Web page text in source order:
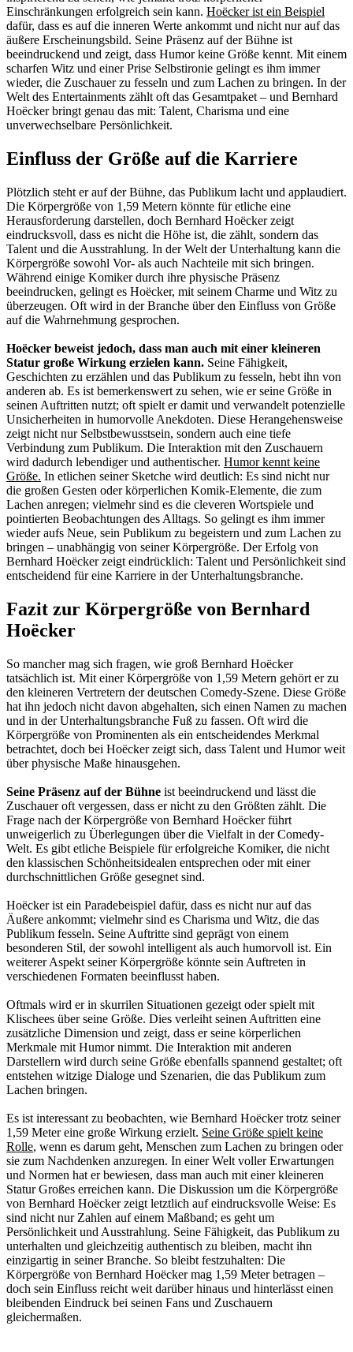
Einschränkungen erfolgreich sein kann. Hoëcker ist ein Beispiel
dafür, dass es auf die inneren Werte ankommt und nicht nur auf das
äußere Erscheinungsbild. Seine Präsenz auf der Bühne ist
beeindruckend und zeigt, dass Humor keine Größe kennt. Mit einem
scharfen Witz und einer Prise Selbstironie gelingt es ihm immer
wieder, die Zuschauer zu fesseln und zum Lachen zu bringen. In der
Welt des Entertainments zählt oft das Gesamtpaket – und Bernhard
Hoëcker bringt genau das mit: Talent, Charisma und eine
unverwechselbare Persönlichkeit.
Einfluss der Größe auf die Karriere
Plötzlich steht er auf der Bühne, das Publikum lacht und applaudiert.
Die Körpergröße von 1,59 Metern könnte für etliche eine
Herausforderung darstellen, doch Bernhard Hoëcker zeigt
eindrucksvoll, dass es nicht die Höhe ist, die zählt, sondern das
Talent und die Ausstrahlung. In der Welt der Unterhaltung kann die
Körpergröße sowohl Vor- als auch Nachteile mit sich bringen.
Während einige Komiker durch ihre physische Präsenz
beeindrucken, gelingt es Hoëcker, mit seinem Charme und Witz zu
überzeugen. Oft wird in der Branche über den Einfluss von Größe
auf die Wahrnehmung gesprochen.
Hoëcker beweist jedoch, dass man auch mit einer kleineren
Statur große Wirkung erzielen kann. Seine Fähigkeit,
Geschichten zu erzählen und das Publikum zu fesseln, hebt ihn von
anderen ab. Es ist bemerkenswert zu sehen, wie er seine Größe in
seinen Auftritten nutzt; oft spielt er damit und verwandelt potenzielle
Unsicherheiten in humorvolle Anekdoten. Diese Herangehensweise
zeigt nicht nur Selbstbewusstsein, sondern auch eine tiefe
Verbindung zum Publikum. Die Interaktion mit den Zuschauern
wird dadurch lebendiger und authentischer. Humor kennt keine
Größe. In etlichen seiner Sketche wird deutlich: Es sind nicht nur
die großen Gesten oder körperlichen Komik-Elemente, die zum
Lachen anregen; vielmehr sind es die cleveren Wortspiele und
pointierten Beobachtungen des Alltags. So gelingt es ihm immer
wieder aufs Neue, sein Publikum zu begeistern und zum Lachen zu
bringen – unabhängig von seiner Körpergröße. Der Erfolg von
Bernhard Hoëcker zeigt eindrücklich: Talent und Persönlichkeit sind
entscheidend für eine Karriere in der Unterhaltungsbranche.
Fazit zur Körpergröße von Bernhard
Hoëcker
So mancher mag sich fragen, wie groß Bernhard Hoëcker
tatsächlich ist. Mit einer Körpergröße von 1,59 Metern gehört er zu
den kleineren Vertretern der deutschen Comedy-Szene. Diese Größe
hat ihn jedoch nicht davon abgehalten, sich einen Namen zu machen
und in der Unterhaltungsbranche Fuß zu fassen. Oft wird die
Körpergröße von Prominenten als ein entscheidendes Merkmal
betrachtet, doch bei Hoëcker zeigt sich, dass Talent und Humor weit
über physische Maße hinausgehen.
Seine Präsenz auf der Bühne ist beeindruckend und lässt die
Zuschauer oft vergessen, dass er nicht zu den Größten zählt. Die
Frage nach der Körpergröße von Bernhard Hoëcker führt
unweigerlich zu Überlegungen über die Vielfalt in der Comedy-
Welt. Es gibt etliche Beispiele für erfolgreiche Komiker, die nicht
den klassischen Schönheitsidealen entsprechen oder mit einer
durchschnittlichen Größe gesegnet sind.
Hoëcker ist ein Paradebeispiel dafür, dass es nicht nur auf das
Äußere ankommt; vielmehr sind es Charisma und Witz, die das
Publikum fesseln. Seine Auftritte sind geprägt von einem
besonderen Stil, der sowohl intelligent als auch humorvoll ist. Ein
weiterer Aspekt seiner Körpergröße könnte sein Auftreten in
verschiedenen Formaten beeinflusst haben.
Oftmals wird er in skurrilen Situationen gezeigt oder spielt mit
Klischees über seine Größe. Dies verleiht seinen Auftritten eine
zusätzliche Dimension und zeigt, dass er seine körperlichen
Merkmale mit Humor nimmt. Die Interaktion mit anderen
Darstellern wird durch seine Größe ebenfalls spannend gestaltet; oft
entstehen witzige Dialoge und Szenarien, die das Publikum zum
Lachen bringen.
Es ist interessant zu beobachten, wie Bernhard Hoëcker trotz seiner
1,59 Meter eine große Wirkung erzielt. Seine Größe spielt keine
Rolle, wenn es darum geht, Menschen zum Lachen zu bringen oder
sie zum Nachdenken anzuregen. In einer Welt voller Erwartungen
und Normen hat er bewiesen, dass man auch mit einer kleineren
Statur Großes erreichen kann. Die Diskussion um die Körpergröße
von Bernhard Hoëcker zeigt letztlich auf eindrucksvolle Weise: Es
sind nicht nur Zahlen auf einem Maßband; es geht um
Persönlichkeit und Ausstrahlung. Seine Fähigkeit, das Publikum zu
unterhalten und gleichzeitig authentisch zu bleiben, macht ihn
einzigartig in seiner Branche. So bleibt festzuhalten: Die
Körpergröße von Bernhard Hoëcker mag 1,59 Meter betragen –
doch sein Einfluss reicht weit darüber hinaus und hinterlässt einen
bleibenden Eindruck bei seinen Fans und Zuschauern
gleichermaßen.